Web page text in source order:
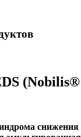
(Nobilis®
снижения